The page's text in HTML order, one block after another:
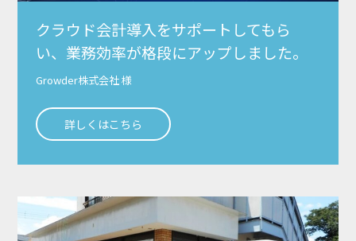
クラウド会計導入をサポートしてもら
い、業務効率が格段にアップしました。
Growder株式会社 様
詳しくはこちら